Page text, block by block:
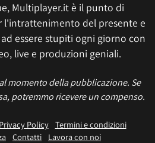
Multiplayer.it è il punto di
del presente e
essere stupiti ogni giorno con
live e produzioni geniali.
momento della pubblicazione. Se
potremmo ricevere un compenso.
Privacy Policy
Termini e condizioni
Contatti
Lavora con noi